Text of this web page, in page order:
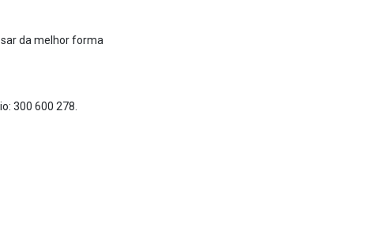
da melhor forma
300 600 278.